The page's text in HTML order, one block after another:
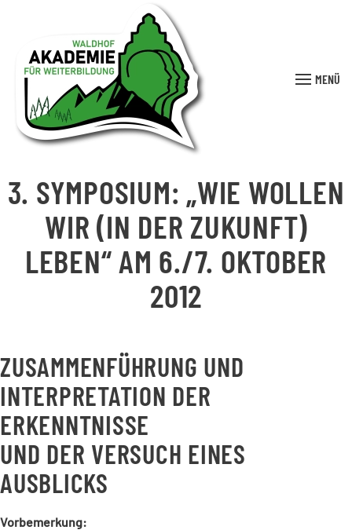
MENÜ
3. SYMPOSIUM: „WIE WOLLEN
WIR (IN DER ZUKUNFT)
LEBEN“ AM 6./7. OKTOBER
2012
ZUSAMMENFÜHRUNG UND
INTERPRETATION DER
ERKENNTNISSE
UND DER VERSUCH EINES
AUSBLICKS
Vorbemerkung: